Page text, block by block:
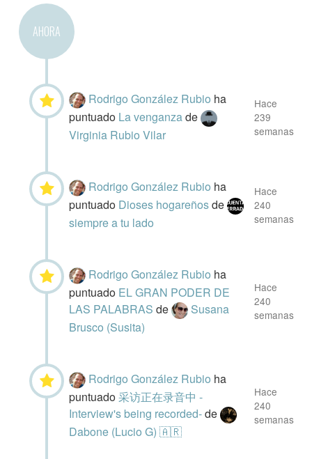
AHORA
Rodrigo González Rubio ha
puntuado La venganzade
Virginia Rubio Vilar
Hace
239
semanas
Rodrigo González Rubio ha
puntuado Dioses hogareñosde
siempre a tu lado
Hace
240
semanas
Rodrigo González Rubio ha
puntuado EL GRAN PODER DE
LAS PALABRASde
Susana
Brusco (Susita)
Hace
240
semanas
Rodrigo González Rubio ha
puntuado采访正在录音中 -
Interview's being recorded-de
Dabone (Lucio G) 🇦🇷
Hace
240
semanas